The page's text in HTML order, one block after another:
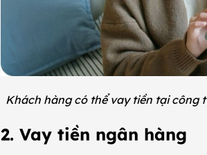
Khách hàng có thể vay tiền tại công
2. Vay tiền ngân hàng